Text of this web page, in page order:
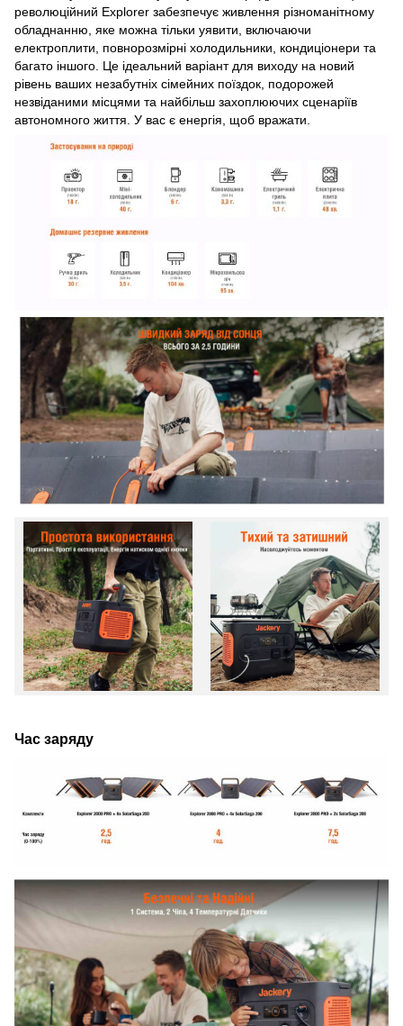
революційний Explorer забезпечує живлення різноманітному
обладнанню, яке можна тільки уявити, включаючи
електроплити, повнорозмірні холодильники, кондиціонери та
багато іншого. Це ідеальний варіант для виходу на новий
рівень ваших незабутніх сімейних поїздок, подорожей
незвіданими місцями та найбільш захоплюючих сценаріїв
автономного життя. У вас є енергія, щоб вражати.
Час заряду